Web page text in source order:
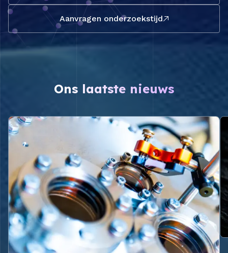
Aanvragen onderzoekstijd
Ons laatste nieuws
Lees meer over Financiering toegewezen aan twee